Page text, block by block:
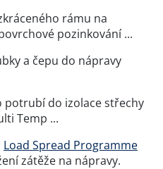
rámu na
pozinkování ...
a čepu do nápravy
potrubí do izolace střechy
Temp ...
Load Spread Programme
zátěže na nápravy.